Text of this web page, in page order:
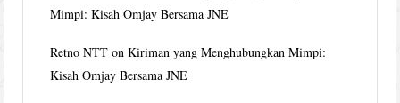
Mimpi: Kisah Omjay Bersama JNE
Retno NTT onKiriman yang Menghubungkan Mimpi:
Kisah Omjay Bersama JNE